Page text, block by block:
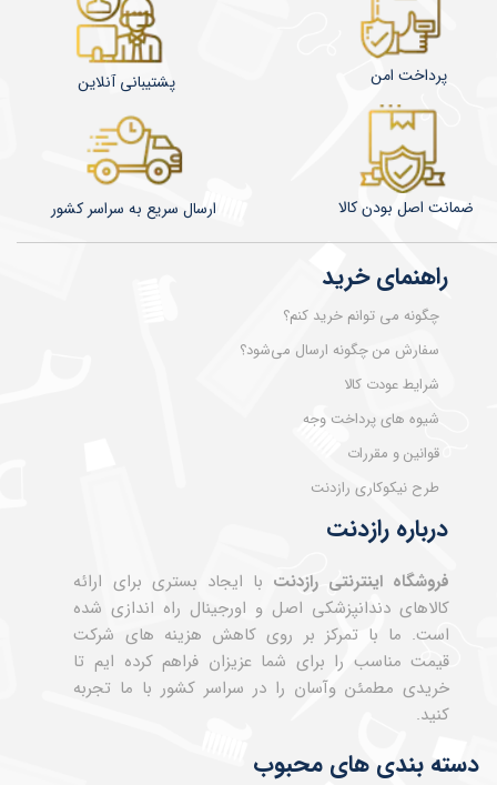
درباره رازدنت
فروشگاه اینترنتی رازدنت با ایجاد بستری برای ارائه
کالاهای دندانپزشکی اصل و اورجینال راه اندازی شده
است. ما با تمرکز بر روی کاهش هزینه های شرکت
قیمت مناسب را برای شما عزیزان فراهم کرده ایم تا
خریدی مطمئن وآسان را در سراسر کشور با ما تجربه
کنید.
راهنمای خرید
چگونه می توانم خرید کنم؟
سفارش من چگونه ارسال می‌شود؟
شرایط عودت کالا
شیوه های پرداخت وجه
قوانین و مقررات
طرح نیکوکاری رازدنت
دسته بندی های محبوب
​​​​ارسال سریع به سراسر کشور ضمانت اصل بودن کالا
پشتیبانی آنلاین پرداخت امن